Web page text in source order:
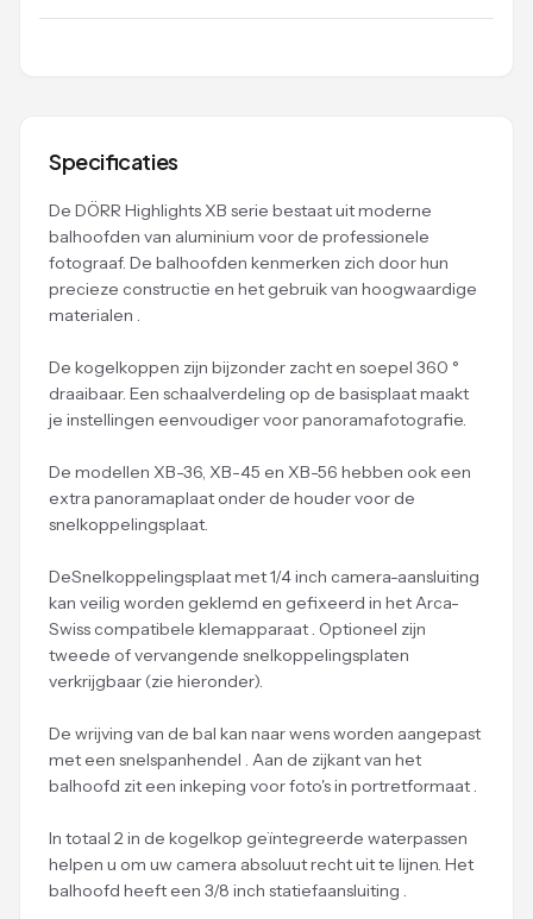
Specificaties
De DÖRR Highlights XB serie bestaat uit moderne
balhoofden van aluminium voor de professionele
fotograaf. De balhoofden kenmerken zich door hun
precieze constructie en het gebruik van hoogwaardige
materialen .
De kogelkoppen zijn bijzonder zacht en soepel 360 °
draaibaar. Een schaalverdeling op de basisplaat maakt
je instellingen eenvoudiger voor panoramafotografie.
De modellen XB-36, XB-45 en XB-56 hebben ook een
extra panoramaplaat onder de houder voor de
snelkoppelingsplaat.
DeSnelkoppelingsplaat met 1/4 inch camera-aansluiting
kan veilig worden geklemd en gefixeerd in het Arca-
Swiss compatibele klemapparaat . Optioneel zijn
tweede of vervangende snelkoppelingsplaten
verkrijgbaar (zie hieronder).
De wrijving van de bal kan naar wens worden aangepast
met een snelspanhendel . Aan de zijkant van het
balhoofd zit een inkeping voor foto's in portretformaat .
In totaal 2 in de kogelkop geïntegreerde waterpassen
helpen u om uw camera absoluut recht uit te lijnen. Het
balhoofd heeft een 3/8 inch statiefaansluiting .